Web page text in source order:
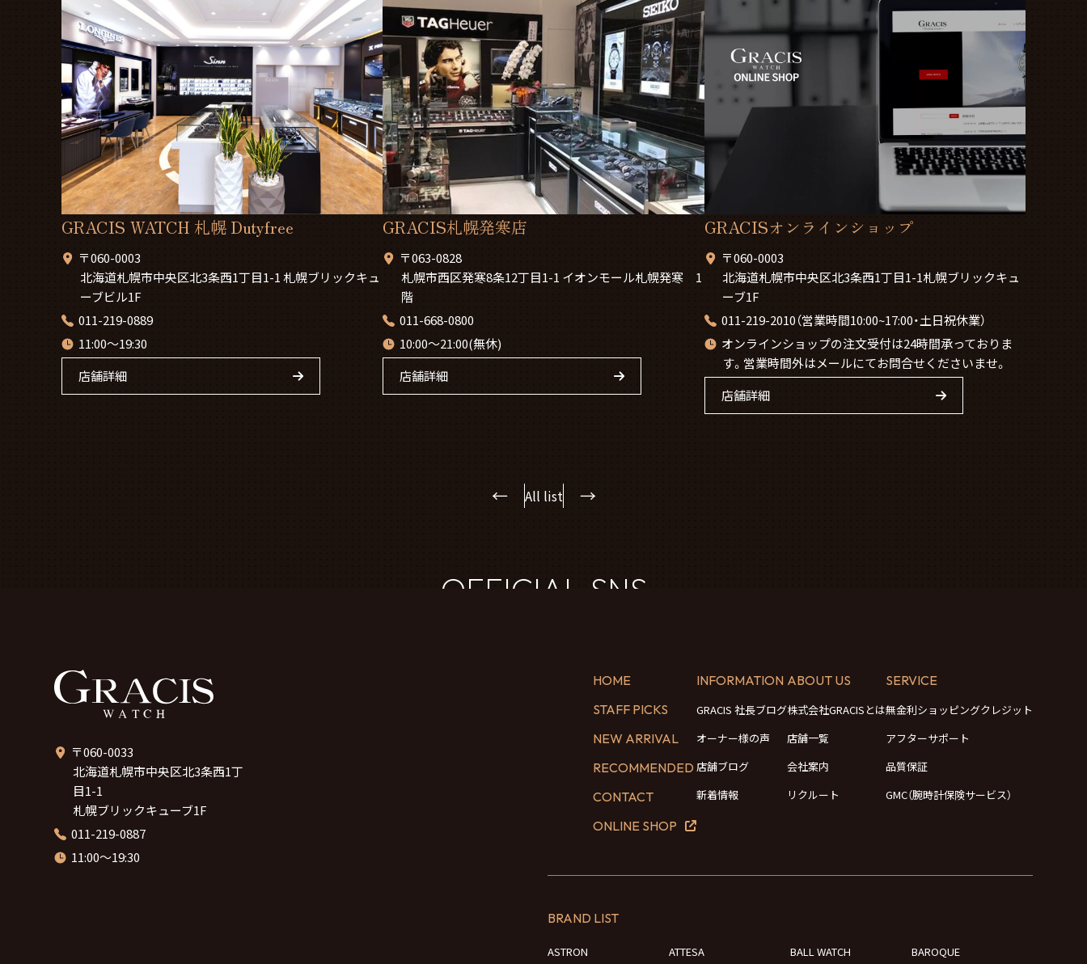
GRACIS WATCH 札幌 Dutyfree
〒060-0003
北海道札幌市中央区北3条西1丁目1-1 札幌ブリックキュ
ーブビル1F
011-219-0889
11:00～19:30
店舗詳細
GRACIS札幌発寒店
〒063-0828
札幌市西区発寒8条12丁目1-1 イオンモール札幌発寒 1
階
011-668-0800
10:00～21:00(無休)
店舗詳細
GRACISオンラインショップ
〒060-0003
北海道札幌市中央区北3条西1丁目1-1札幌ブリックキュ
ーブ1F
011-219-2010（営業時間10:00~17:00・土日祝休業）
オンラインショップの注文受付は24時間承っておりま
す。営業時間外はメールにてお問合せくださいませ。
店舗詳細
← All list →
OFFICIAL SNS
〒060-0033
北海道札幌市中央区北3条西1丁
目1-1
札幌ブリックキューブ1F
011-219-0887
11:00～19:30
HOME
STAFF PICKS
NEW ARRIVAL
RECOMMENDED
CONTACT
ONLINE SHOP
INFORMATION
GRACIS 社長ブログ
オーナー様の声
店舗ブログ
新着情報
ABOUT US
株式会社GRACISとは
店舗一覧
会社案内
リクルート
SERVICE
無金利ショッピングクレジット
アフターサポート
品質保証
GMC（腕時計保険サービス）
BRAND LIST
ASTRON ATTESA BALL WATCH BAROQUE